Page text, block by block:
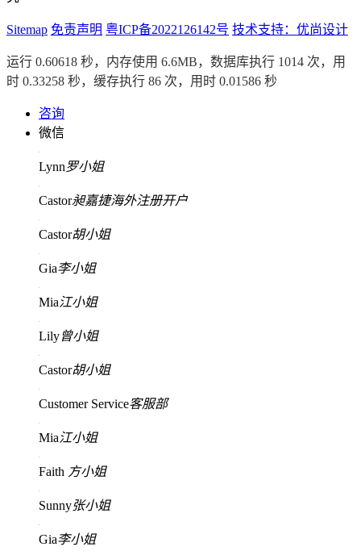
Sitemap 免责声明 粤ICP备2022126142号 技术支持：优尚设计
运行 0.60618 秒，内存使用 6.6MB，数据库执行 1014 次，用
时 0.33258 秒，缓存执行 86 次，用时 0.01586 秒
咨询
微信
Lynn罗小姐
Castor昶嘉捷海外注册开户
Castor胡小姐
Gia李小姐
Mia江小姐
Lily曾小姐
Castor胡小姐
Customer Service客服部
Mia江小姐
Faith 方小姐
Sunny张小姐
Gia李小姐